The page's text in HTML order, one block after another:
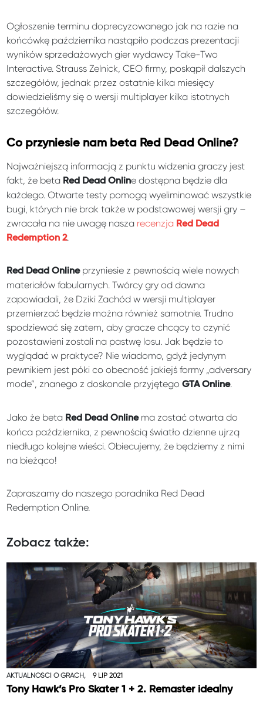
Ogłoszenie terminu doprecyzowanego jak na razie na
końcówkę października nastąpiło podczas prezentacji
wyników sprzedażowych gier wydawcy Take-Two
Interactive. Strauss Zelnick, CEO firmy, poskąpił dalszych
szczegółów, jednak przez ostatnie kilka miesięcy
dowiedzieliśmy się o wersji multiplayer kilka istotnych
szczegółów.
Co przyniesie nam beta Red Dead Online?
Najważniejszą informacją z punktu widzenia graczy jest
fakt, że beta Red Dead Online dostępna będzie dla
każdego. Otwarte testy pomogą wyeliminować wszystkie
bugi, których nie brak także w podstawowej wersji gry –
zwracała na nie uwagę nasza recenzja Red Dead
Redemption 2.
Red Dead Online przyniesie z pewnością wiele nowych
materiałów fabularnych. Twórcy gry od dawna
zapowiadali, że Dziki Zachód w wersji multiplayer
przemierzać będzie można również samotnie. Trudno
spodziewać się zatem, aby gracze chcący to czynić
pozostawieni zostali na pastwę losu. Jak będzie to
wyglądać w praktyce? Nie wiadomo, gdyż jedynym
pewnikiem jest póki co obecność jakiejś formy „adversary
mode”, znanego z doskonale przyjętegoGTA Online.
Jako że beta Red Dead Onlinema zostać otwarta do
końca października, z pewnością światło dzienne ujrzą
niedługo kolejne wieści. Obiecujemy, że będziemy z nimi
na bieżąco!
Zapraszamy do naszego poradnika Red Dead
Redemption Online.
Zobacz także:
AKTUALNOŚCI O GRACH, 9 LIP 2021
Tony Hawk’s Pro Skater 1 + 2. Remaster idealny